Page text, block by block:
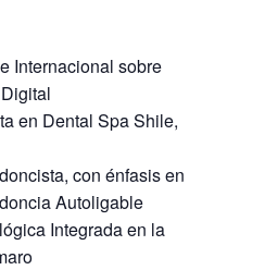
Internacional sobre
en Dental Spa Shile,
con énfasis en
Autoligable
Integrada en la